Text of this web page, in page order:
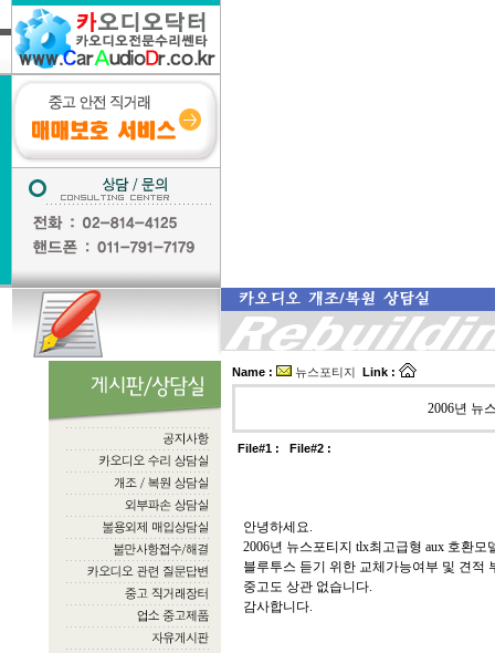
Name : 뉴스포티지 Link :
2006년 뉴
File#1 : File#2 :
안녕하세요.
2006년 뉴스포티지 tlx최고급형 aux 호환
블루투스 듣기 위한 교체가능여부 및 견적
중고도 상관 없습니다.
감사합니다.